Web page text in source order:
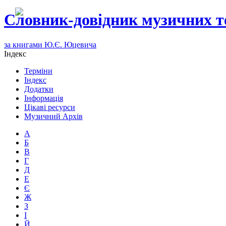
Словник-довідник музичних
за книгами Ю.Є. Юцевича
Індекс
Терміни
Індекс
Додатки
Інформація
Цікаві ресурси
Музичний Архів
А
Б
В
Г
Д
Е
Є
Ж
З
І
Й